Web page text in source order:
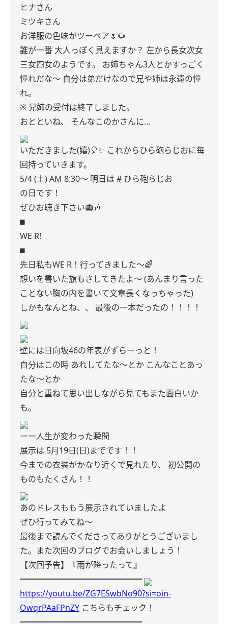
ヒナさん
ミツキさん
お洋服の色味がツーペア🌷🌻
誰が一番 大人っぽく見えますか？ 左から長女次女
三女四女のようです。
お姉ちゃん3人とかすっごく
憧れだな〜 自分は弟だけなので兄や姉は永遠の憧
れ。
※ 兄姉の受付は終了しました。
おとといね、
そんなこのかさんに…
いただきました(嬉)🎈✨️ これからひら砲らじおに毎
回持っていきます。
5/4 (土) AM 8:30〜 明日は # ひら砲らじお
の日です！
ぜひお聴き下さい📻🎶
⬛︎
WE R!
⬛︎
先日私もWE R！行ってきました〜🌈
想いを書いた旗もさしてきたよ〜 (あんまり言った
ことない胸の内を書いて文章長くなっちゃった)
しかもなんとね、、
最後の一本だったの！！！！
壁には日向坂46の年表がずらーっと！
自分はこの時 あれしてたな〜とか こんなことあっ
たな〜とか
自分と重ねて思い出しながら見てもまた面白いか
も。
ーー人生が変わった瞬間
展示は 5月19日(日)までです！！
今までの衣装がかなり近くで見れたり、
初公開の
ものもたくさん！！
あのドレスももう展示されていましたよ‎
ぜひ行ってみてね〜
最後まで読んでくださってありがとうございまし
た。また次回のブログでお会いしましょう！
【次回予告】『雨が降ったって』
━━━━━━━━━━━━━━━
https://youtu.be/ZG7ESwbNo90?si=oin-
OwqrPAaFPnZY こちらもチェック！